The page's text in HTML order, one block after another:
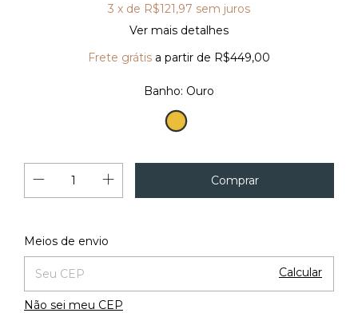
3 x de R$121,97 sem juros
Ver mais detalhes
Frete grátis a partir de R$449,00
Banho: Ouro
Ouro
Entregas para o CEP:
Meios de envio
Calcular
Não sei meu CEP